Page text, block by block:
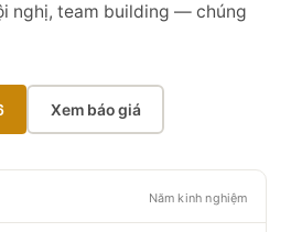
nghị, team building — chúng
Xem báo giá
Năm kinh nghiệm